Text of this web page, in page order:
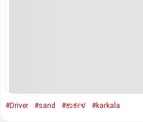
#Driver #sand #ಕಾರ್ಕಳ #karkala